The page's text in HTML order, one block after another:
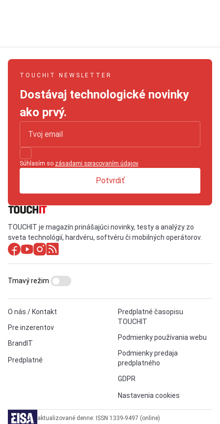
TOUCHIT NEWSLETTER
Dostávaj technologické novinky
ako prvý.
Súhlasím so zásadami spracovaním údajov.
Potvrdiť
TOUCHIT je magazín prinášajúci novinky, testy a analýzy zo
sveta technológií, hardvéru, softvéru či mobilných operátorov.
O nás / Kontakt
Pre inzerentov
BrandIT
Predplatné
Predplatné časopisu
TOUCHIT
Podmienky používania webu
Podmienky predaja
predplatného
GDPR
Nastavenia cookies
Tmavý režim
aktualizované denne: ISSN 1339-9497 (online)